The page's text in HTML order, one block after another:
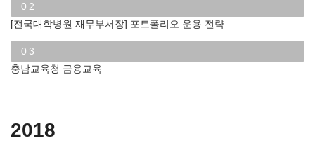
02
[전국대학병원 재무부서장] 포트폴리오 운용 전략
03
충남교육청 금융교육
2018